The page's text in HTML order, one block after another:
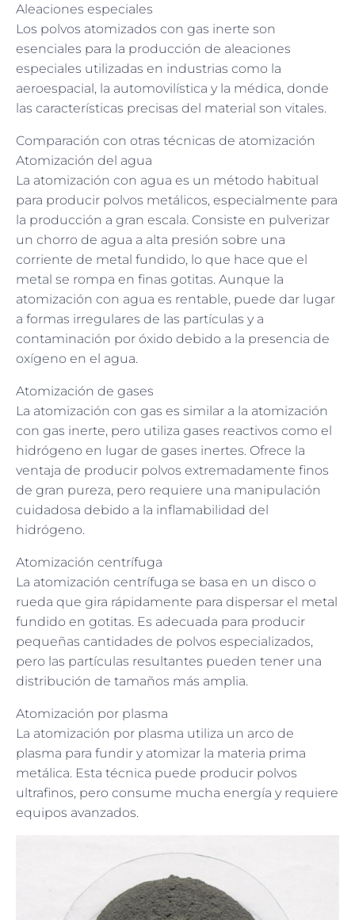
Aleaciones especiales
Los polvos atomizados con gas inerte son
esenciales para la producción de aleaciones
especiales utilizadas en industrias como la
aeroespacial, la automovilística y la médica, donde
las características precisas del material son vitales.
Comparación con otras técnicas de atomización
Atomización del agua
La atomización con agua es un método habitual
para producir polvos metálicos, especialmente para
la producción a gran escala. Consiste en pulverizar
un chorro de agua a alta presión sobre una
corriente de metal fundido, lo que hace que el
metal se rompa en finas gotitas. Aunque la
atomización con agua es rentable, puede dar lugar
a formas irregulares de las partículas y a
contaminación por óxido debido a la presencia de
oxígeno en el agua.
Atomización de gases
La atomización con gas es similar a la atomización
con gas inerte, pero utiliza gases reactivos como el
hidrógeno en lugar de gases inertes. Ofrece la
ventaja de producir polvos extremadamente finos
de gran pureza, pero requiere una manipulación
cuidadosa debido a la inflamabilidad del
hidrógeno.
Atomización centrífuga
La atomización centrífuga se basa en un disco o
rueda que gira rápidamente para dispersar el metal
fundido en gotitas. Es adecuada para producir
pequeñas cantidades de polvos especializados,
pero las partículas resultantes pueden tener una
distribución de tamaños más amplia.
Atomización por plasma
La atomización por plasma utiliza un arco de
plasma para fundir y atomizar la materia prima
metálica. Esta técnica puede producir polvos
ultrafinos, pero consume mucha energía y requiere
equipos avanzados.